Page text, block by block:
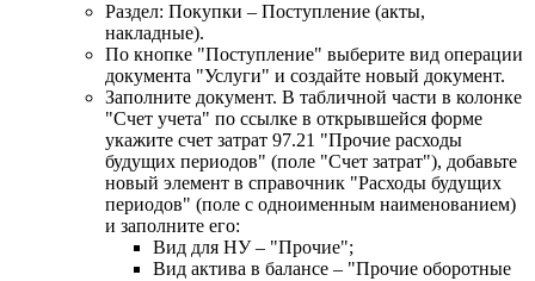
Раздел: Покупки – Поступление (акты,
накладные).
По кнопке "Поступление" выберите вид операции
документа "Услуги" и создайте новый документ.
Заполните документ. В табличной части в колонке
"Счет учета" по ссылке в открывшейся форме
укажите счет затрат 97.21 "Прочие расходы
будущих периодов" (поле "Счет затрат"), добавьте
новый элемент в справочник "Расходы будущих
периодов" (поле с одноименным наименованием)
и заполните его:
Вид для НУ – "Прочие";
Вид актива в балансе – "Прочие оборотные